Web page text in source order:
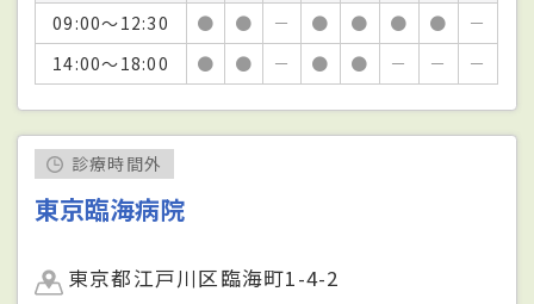
09:00～12:30
● ● － ● ● ● ●
－
14:00～18:00
● ● － ● ● － － －
診療時間外
東京臨海病院
東京都江戸川区臨海町1-4-2